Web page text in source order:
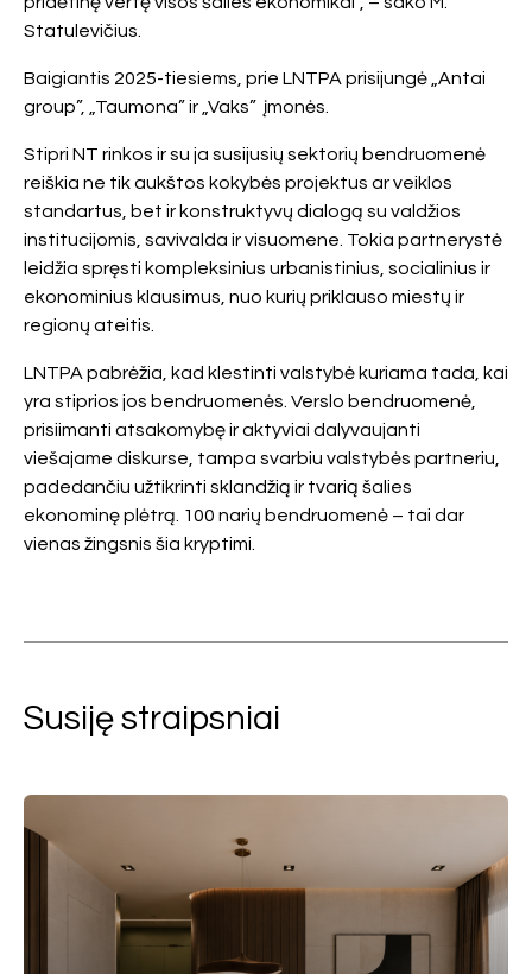
Statulevičius.
Baigiantis 2025-tiesiems, prie LNTPA prisijungė „Antai
group”, „Taumona” ir „Vaks” įmonės.
Stipri NT rinkos ir su ja susijusių sektorių bendruomenė
reiškia ne tik aukštos kokybės projektus ar veiklos
standartus, bet ir konstruktyvų dialogą su valdžios
institucijomis, savivalda ir visuomene. Tokia partnerystė
leidžia spręsti kompleksinius urbanistinius, socialinius ir
ekonominius klausimus, nuo kurių priklauso miestų ir
regionų ateitis.
LNTPA pabrėžia, kad klestinti valstybė kuriama tada, kai
yra stiprios jos bendruomenės. Verslo bendruomenė,
prisiimanti atsakomybę ir aktyviai dalyvaujanti
viešajame diskurse, tampa svarbiu valstybės partneriu,
padedančiu užtikrinti sklandžią ir tvarią šalies
ekonominę plėtrą. 100 narių bendruomenė – tai dar
vienas žingsnis šia kryptimi.
Susiję straipsniai